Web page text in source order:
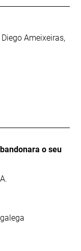
Ameixeiras,
o seu